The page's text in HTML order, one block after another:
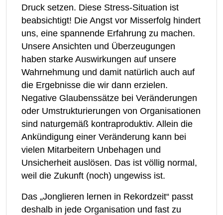
Druck setzen. Diese Stress-Situation ist
beabsichtigt! Die Angst vor Misserfolg hindert
uns, eine spannende Erfahrung zu machen.
Unsere Ansichten und Überzeugungen
haben starke Auswirkungen auf unsere
Wahrnehmung und damit natürlich auch auf
die Ergebnisse die wir dann erzielen.
Negative Glaubenssätze bei Veränderungen
oder Umstrukturierungen von Organisationen
sind naturgemäß kontraproduktiv. Allein die
Ankündigung einer Veränderung kann bei
vielen Mitarbeitern Unbehagen und
Unsicherheit auslösen. Das ist völlig normal,
weil die Zukunft (noch) ungewiss ist.
Das „Jonglieren lernen in Rekordzeit“ passt
deshalb in jede Organisation und fast zu